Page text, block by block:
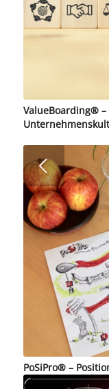
ValueBoarding®
PoSiPro® –